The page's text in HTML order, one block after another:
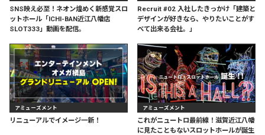
SNS映え必至！ネオン煌めく新感覚スロ
ットホール「ICHI-BAN近江八幡店
SLOT333」動画を配信。
Recruit #02 入社したきっかけ「建築と
デザインが好きなら、やりたいことがす
べて出来る会社。」
アミューズメント
リニューアルでイメージ一新！
アミューズメント
これがニュートロ最前線！滋賀近江八幡
に見たこともないスロットホールが誕生